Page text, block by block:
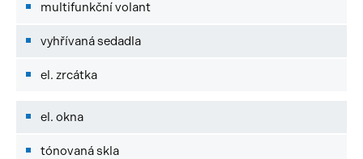
multifunkční volant
vyhřívaná sedadla
el. zrcátka
el. okna
tónovaná skla